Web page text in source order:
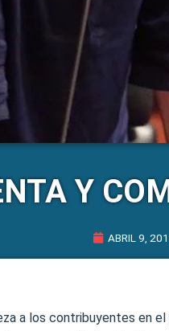
Y
ABRIL 9,
a los contribuyentes en